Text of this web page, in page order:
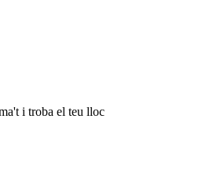
i troba el teu lloc